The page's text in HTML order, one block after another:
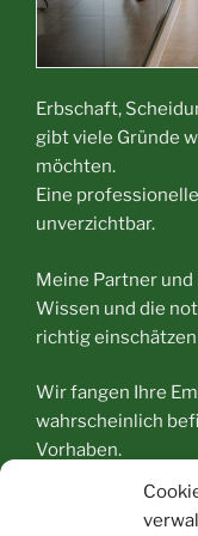
Erbschaft,
gibt viele Gründe
möchten.
Eine
unverzichtbar.
Meine Partner
Wissen und die
richtig
Wir fangen Ihre
wahrscheinlich
Vorhaben.